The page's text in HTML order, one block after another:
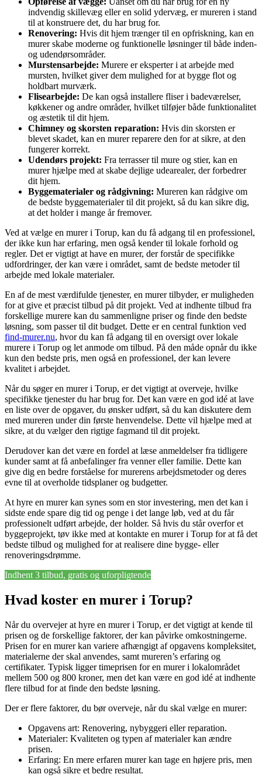
indvendig skillevæg eller en solid ydervæg, er mureren i stand
til at konstruere det, du har brug for.
Renovering: Hvis dit hjem trænger til en opfriskning, kan en
murer skabe moderne og funktionelle løsninger til både inden-
og udendørsområder.
Murstensarbejde: Murere er eksperter i at arbejde med
mursten, hvilket giver dem mulighed for at bygge flot og
holdbart murværk.
Flisearbejde: De kan også installere fliser i badeværelser,
køkkener og andre områder, hvilket tilføjer både funktionalitet
og æstetik til dit hjem.
Chimney og skorsten reparation: Hvis din skorsten er
blevet skadet, kan en murer reparere den for at sikre, at den
fungerer korrekt.
Udendørs projekt: Fra terrasser til mure og stier, kan en
murer hjælpe med at skabe dejlige udearealer, der forbedrer
dit hjem.
Byggematerialer og rådgivning: Mureren kan rådgive om
de bedste byggematerialer til dit projekt, så du kan sikre dig,
at det holder i mange år fremover.
Ved at vælge en murer i Torup, kan du få adgang til en professionel,
der ikke kun har erfaring, men også kender til lokale forhold og
regler. Det er vigtigt at have en murer, der forstår de specifikke
udfordringer, der kan være i området, samt de bedste metoder til
arbejde med lokale materialer.
En af de mest værdifulde tjenester, en murer tilbyder, er muligheden
for at give et præcist tilbud på dit projekt. Ved at indhente tilbud fra
forskellige murere kan du sammenligne priser og finde den bedste
løsning, som passer til dit budget. Dette er en central funktion ved
find-murer.nu, hvor du kan få adgang til en oversigt over lokale
murere i Torup og let anmode om tilbud. På den måde opnår du ikke
kun den bedste pris, men også en professionel, der kan levere
kvalitet i arbejdet.
Når du søger en murer i Torup, er det vigtigt at overveje, hvilke
specifikke tjenester du har brug for. Det kan være en god idé at lave
en liste over de opgaver, du ønsker udført, så du kan diskutere dem
med mureren under din første henvendelse. Dette vil hjælpe med at
sikre, at du vælger den rigtige fagmand til dit projekt.
Derudover kan det være en fordel at læse anmeldelser fra tidligere
kunder samt at få anbefalinger fra venner eller familie. Dette kan
give dig en bedre forståelse for murerens arbejdsmetoder og deres
evne til at overholde tidsplaner og budgetter.
At hyre en murer kan synes som en stor investering, men det kan i
sidste ende spare dig tid og penge i det lange løb, ved at du får
professionelt udført arbejde, der holder. Så hvis du står overfor et
byggeprojekt, tøv ikke med at kontakte en murer i Torup for at få det
bedste tilbud og mulighed for at realisere dine bygge- eller
renoveringsdrømme.
Indhent 3 tilbud, gratis og uforpligtende
Hvad koster en murer i Torup?
Når du overvejer at hyre en murer i Torup, er det vigtigt at kende til
prisen og de forskellige faktorer, der kan påvirke omkostningerne.
Prisen for en murer kan variere afhængigt af opgavens kompleksitet,
materialerne der skal anvendes, samt mureren’s erfaring og
certifikater. Typisk ligger timeprisen for en murer i lokalområdet
mellem 500 og 800 kroner, men det kan være en god idé at indhente
flere tilbud for at finde den bedste løsning.
Der er flere faktorer, du bør overveje, når du skal vælge en murer:
Opgavens art: Renovering, nybyggeri eller reparation.
Materialer: Kvaliteten og typen af materialer kan ændre
prisen.
Erfaring: En mere erfaren murer kan tage en højere pris, men
kan også sikre et bedre resultat.